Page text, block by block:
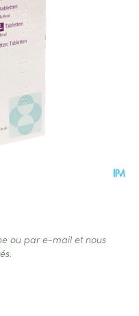
ou par e-mail et nous